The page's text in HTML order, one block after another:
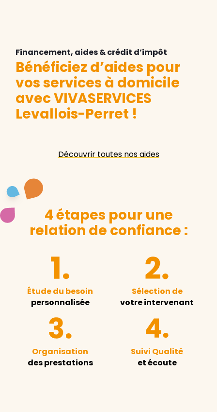
Financement, aides & crédit d’impôt
Bénéficiez d’aides pour
vos services à domicile
avec VIVASERVICES
Levallois-Perret !
Découvrir toutes nos aides
4 étapes pour une
relation de confiance :
Étude du besoin
personnalisée
Sélection de
votre intervenant
Organisation
des prestations
Suivi Qualité
et écoute